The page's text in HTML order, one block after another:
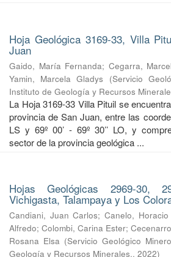
Hoja Geológica 3169-33, Villa
Juan
Gaido, María Fernanda; Cegarra,
Yamin, Marcela Gladys
(Servicio
Instituto de Geología y Recursos
La Hoja 3169-33 Villa Pituil se
provincia de San Juan, entre las
LS y 69º 00’ - 69º 30’’ LO, y
sector de la provincia geológica ...
Hojas Geológicas 2969-30,
Vichigasta, Talampaya y Los
Candiani, Juan Carlos;Canelo,
Alfredo; Colombi, Carina Ester;
Rosana Elsa (Servicio Geológico
Geología y Recursos Minerales., 2022)